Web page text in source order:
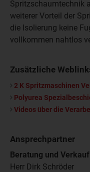
Spritzschaumtechnik
weiterer Vorteil der
die Isolierung keine
vollkommen nahtlos
Zusätzliche
2 K Spritzmaschinen
Polyurea
Videos über die
Ansprechpartner
Beratung und Verkauf
Herr Dirk Schröder